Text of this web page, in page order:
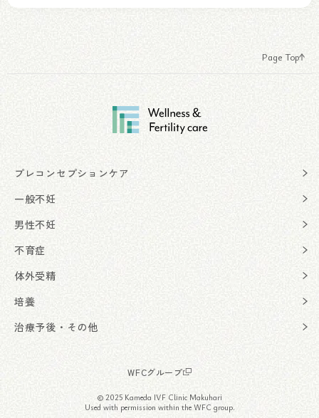
Page Top
プレコンセプションケア
一般不妊
男性不妊
不育症
体外受精
培養
治療予後・その他
WFCグループ
© 2025 Kameda IVF Clinic Makuhari
Used with permission within the WFC group.